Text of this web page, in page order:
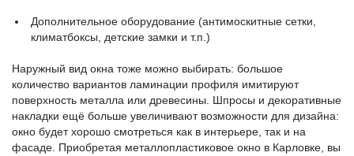
Дополнительное оборудование (антимоскитные сетки,
климатбоксы, детские замки и т.п.)
Наружный вид окна тоже можно выбирать: большое
количество вариантов ламинации профиля имитируют
поверхность металла или древесины. Шпросы и декоративные
накладки ещё больше увеличивают возможности для дизайна:
окно будет хорошо смотреться как в интерьере, так и на
фасаде. Приобретая металлопластиковое окно в Карловке, вы